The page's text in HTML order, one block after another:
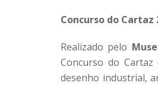
Concurso do Cartaz
Realizado pelo
Concurso do
desenho industrial,